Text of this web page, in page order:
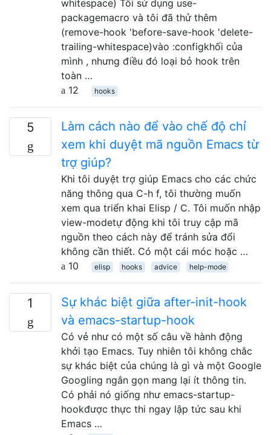
whitespace) Tôi sử dụng use-
packagemacro và tôi đã thử thêm
(remove-hook 'before-save-hook 'delete-
trailing-whitespace)vào :configkhối của
mình , nhưng điều đó loại bỏ hook trên
toàn …
12
hooks
5
Làm cách nào để vào chế độ chỉ
xem khi duyệt mã nguồn Emacs từ
trợ giúp?
Khi tôi duyệt trợ giúp Emacs cho các chức
năng thông qua C-h f, tôi thường muốn
xem qua triển khai Elisp / C. Tôi muốn nhập
view-modetự động khi tôi truy cập mã
nguồn theo cách này để tránh sửa đổi
không cần thiết. Có một cái móc hoặc …
10
elisp hooks advice help-mode
1
Sự khác biệt giữa after-init-hook
và emacs-startup-hook
Có vẻ như có một số câu về hành động
khởi tạo Emacs. Tuy nhiên tôi không chắc
sự khác biệt của chúng là gì và một Google
Googling ngắn gọn mang lại ít thông tin.
Có phải nó giống như emacs-startup-
hookđược thực thi ngay lập tức sau khi
Emacs …